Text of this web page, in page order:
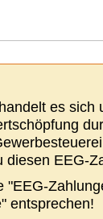
es sich
diesen EEG-
entsprechen!